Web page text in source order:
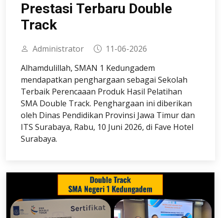
Prestasi Terbaru Double
Track
Administrator
11-06-2026
Alhamdulillah, SMAN 1 Kedungadem
mendapatkan penghargaan sebagai Sekolah
Terbaik Perencaaan Produk Hasil Pelatihan
SMA Double Track. Penghargaan ini diberikan
oleh Dinas Pendidikan Provinsi Jawa Timur dan
ITS Surabaya, Rabu, 10 Juni 2026, di Fave Hotel
Surabaya.